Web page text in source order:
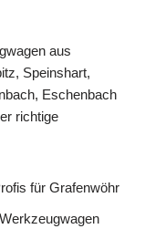
aus
Speinshart,
Eschenbach
richtige
für Grafenwöhr